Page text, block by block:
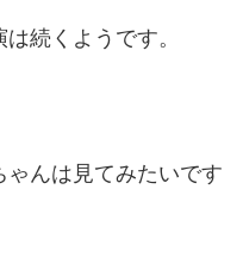
続くようです。
んは見てみたいです